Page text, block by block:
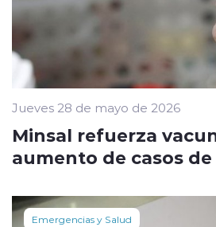
Jueves 28 de mayo de 2026
Minsal refuerza
aumento de casos
Emergencias y Salud